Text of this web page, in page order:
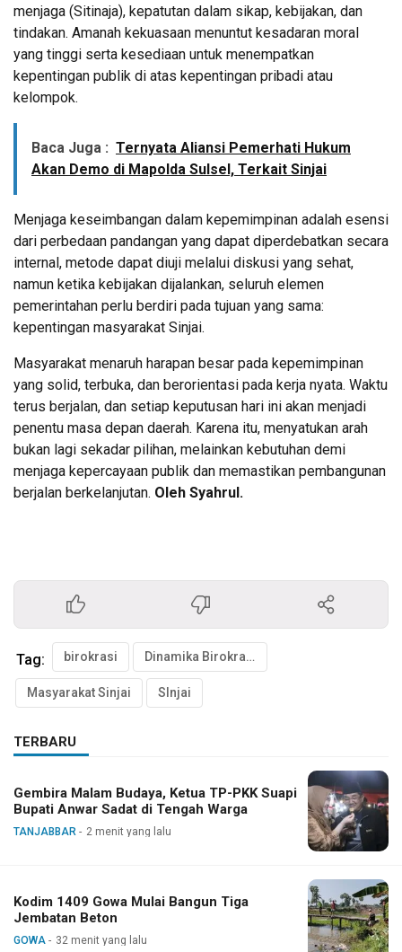
menjaga (Sitinaja), kepatutan dalam sikap, kebijakan, dan
tindakan. Amanah kekuasaan menuntut kesadaran moral
yang tinggi serta kesediaan untuk menempatkan
kepentingan publik di atas kepentingan pribadi atau
kelompok.
Baca Juga : Ternyata Aliansi Pemerhati Hukum
Akan Demo di Mapolda Sulsel, Terkait Sinjai
Menjaga keseimbangan dalam kepemimpinan adalah esensi
dari perbedaan pandangan yang dapat diperdebatkan secara
internal, metode dapat diuji melalui diskusi yang sehat,
namun ketika kebijakan dijalankan, seluruh elemen
pemerintahan perlu berdiri pada tujuan yang sama:
kepentingan masyarakat Sinjai.
Masyarakat menaruh harapan besar pada kepemimpinan
yang solid, terbuka, dan berorientasi pada kerja nyata. Waktu
terus berjalan, dan setiap keputusan hari ini akan menjadi
penentu masa depan daerah. Karena itu, menyatukan arah
bukan lagi sekadar pilihan, melainkan kebutuhan demi
menjaga kepercayaan publik dan memastikan pembangunan
berjalan berkelanjutan. Oleh Syahrul.
Tag: birokrasi Dinamika Birokrasi
Masyarakat Sinjai SInjai
TERBARU
Gembira Malam Budaya, Ketua TP-PKK Suapi
Bupati Anwar Sadat di Tengah Warga
TANJABBAR 2 menit yang lalu
Kodim 1409 Gowa Mulai Bangun Tiga
Jembatan Beton
GOWA 32 menit yang lalu